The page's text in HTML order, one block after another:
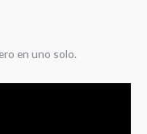
en uno solo.